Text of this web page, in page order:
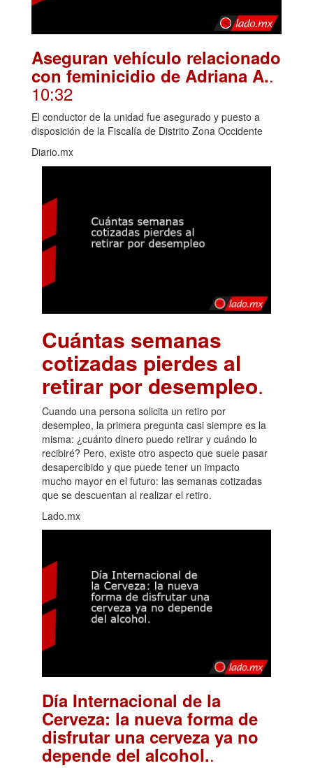
Aseguran vehículo relacionado
con feminicidio de Adriana A..
10:32
El conductor de la unidad fue asegurado y puesto a
disposición de la Fiscalía de Distrito Zona Occidente
Diario.mx
Cuántas semanas
cotizadas pierdes al
retirar por desempleo.
Cuando una persona solicita un retiro por
desempleo, la primera pregunta casi siempre es la
misma: ¿cuánto dinero puedo retirar y cuándo lo
recibiré? Pero, existe otro aspecto que suele pasar
desapercibido y que puede tener un impacto
mucho mayor en el futuro: las semanas cotizadas
que se descuentan al realizar el retiro.
Lado.mx
Día Internacional de la
Cerveza: la nueva forma de
disfrutar una cerveza ya no
depende del alcohol..